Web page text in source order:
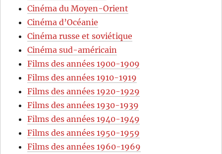
Cinéma du Moyen-Orient
Cinéma d’Océanie
Cinéma russe et soviétique
Cinéma sud-américain
Films des années 1900-1909
Films des années 1910-1919
Films des années 1920-1929
Films des années 1930-1939
Films des années 1940-1949
Films des années 1950-1959
Films des années 1960-1969